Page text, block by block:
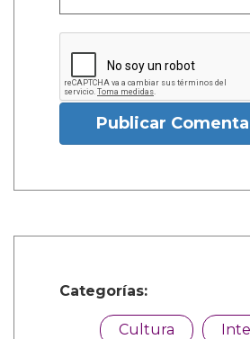
Publicar
Categorías:
Cultura